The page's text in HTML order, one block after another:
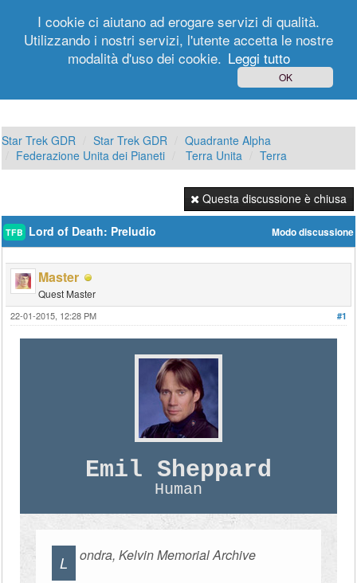
Registrati
Star Trek GDR Star Trek GDR
Quadrante Alpha
Federazione Unita dei Pianeti
Terra Unita Terra
Questa discussione è chiusa
Modo discussione
TFB Lord of Death: Preludio
Master
Quest Master
#1
22-01-2015, 12:28 PM
Emil Sheppard
Human
L ondra, Kelvin Memorial Archive
I cookie ci aiutano ad erogare servizi di qualità.
Utilizzando i nostri servizi, l'utente accetta le nostre
modalità d'uso dei cookie. Leggi tutto
OK